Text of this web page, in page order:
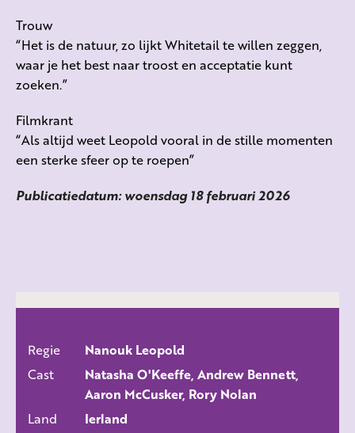
Trouw
“Het is de natuur, zo lijkt Whitetail te willen zeggen,
waar je het best naar troost en acceptatie kunt
zoeken.”
Filmkrant
“Als altijd weet Leopold vooral in de stille momenten
een sterke sfeer op te roepen”
Publicatiedatum: woensdag 18 februari 2026
ALLE FILMS
Regie
Nanouk Leopold
Cast
Natasha O'Keeffe, Andrew Bennett,
Aaron McCusker, Rory Nolan
Land
Ierland